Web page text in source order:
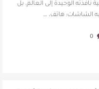
الوحيدة إلى العالم، بل
الشاشات: هاتف، …
0